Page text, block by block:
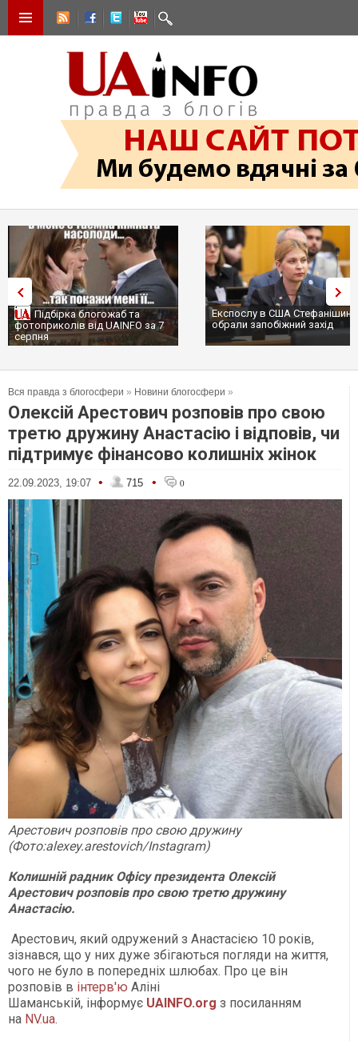
Підбірка блогожаб та
фотоприколів від UAINFO за 7
серпня
Експослу в США
обрали запобіжний захід
Вся правда з блогосфери » Новини блогосфери »
Олексій Арестович розповів про свою
третю дружину Анастасію і відповів, чи
підтримує фінансово колишніх жінок
22.09.2023, 19:07 • 715 • 0
Арестович розповів про свою дружину
(Фото:alexey.arestovich/Instagram)
Колишній радник Офісу президента Олексій
Арестович розповів про свою третю дружину
Анастасію.
Арестович, який одружений з Анастасією 10 років,
зізнався, що у них дуже збігаються погляди на життя,
чого не було в попередніх шлюбах. Про це він
розповів в інтерв'ю Аліні
Шаманській, інформує UAINFO.org з посиланням
на NV.ua.